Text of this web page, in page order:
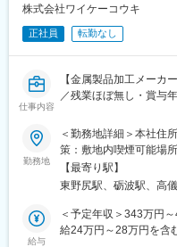
変更の範囲：会社の定め
営業担当の社員から、
きます。
穏やかな雰囲気で、相
迎です！
■このような方におすす
・コツコツ正確に仕事
・事務職未経験からチ
・長く安定して働きた
■社風：
明るく活気があり、チ
で、分からないことが
株式会社ワイケーコウキ
正社員 転勤なし
仕事内容
【金属製品加工メーカ
／残業ほぼ無し・賞与
■業務概要
当社の管理部門にて、
作成、納期管理、取引
営業部門との連携を通
般をお任せします。単
進捗確認といった調整
勤務地
＜勤務地詳細＞本社住
策：敷地内喫煙可能場
【最寄り駅】
東野尻駅、砺波駅、高
給与
＜予定年収＞343万円
給24万円～28万円を含